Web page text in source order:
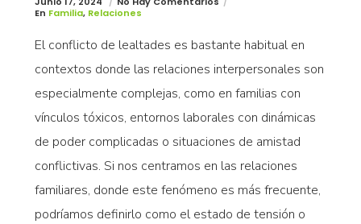
En Familia, Relaciones
El conflicto de lealtades es bastante habitual en
contextos donde las relaciones interpersonales son
especialmente complejas, como en familias con
vínculos tóxicos, entornos laborales con dinámicas
de poder complicadas o situaciones de amistad
conflictivas. Si nos centramos en las relaciones
familiares, donde este fenómeno es más frecuente,
podríamos definirlo como el estado de tensión o